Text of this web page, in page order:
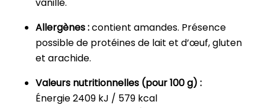
vanille.
Allergènes :contient amandes. Présence
possible de protéines de lait et d’œuf, gluten
et arachide.
Valeurs nutritionnelles (pour 100 g) :
Énergie 2409 kJ / 579 kcal